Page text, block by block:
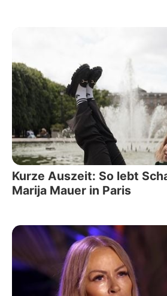
Kurze Auszeit: So lebt
Marija Mauer in Paris